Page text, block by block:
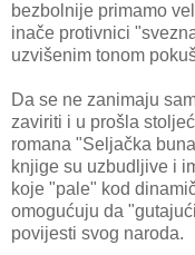
bezbolnije primamo
inače protivnici
uzvišenim tonom
Da se ne zanimaju
zaviriti i u prošla
romana "Seljačka
knjige su uzbudljive i
koje "pale" kod
omogućuju da
povijesti svog naroda.